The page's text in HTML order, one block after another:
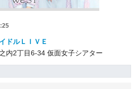
ドルＬＩＶＥ
内2丁目6-34 仮面女子シアター